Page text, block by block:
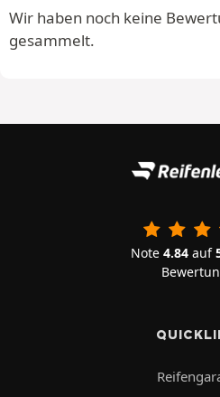
Wir haben noch keine
gesammelt.
Note 4.84 auf